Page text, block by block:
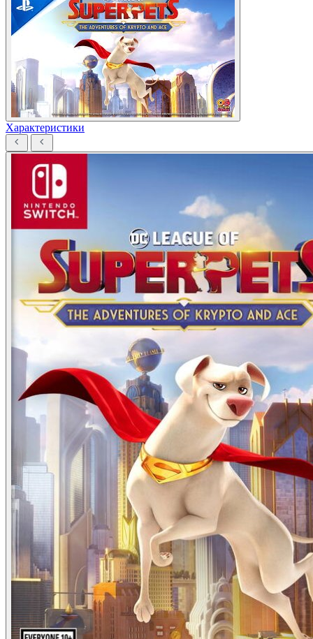
Характеристики